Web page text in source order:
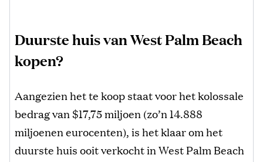
Duurste huis van West Palm Beach
kopen?
Aangezien het te koop staat voor het kolossale
bedrag van $17,75 miljoen (zo’n 14.888
miljoenen eurocenten), is het klaar om het
duurste huis ooit verkocht in West Palm Beach